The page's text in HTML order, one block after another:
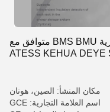
نظام إدارة البطارية Lifepo4 البطارية BMS BMU متوافق مع
ATESS KEHUA DEYE
مكان المنشأ: الصين، هونان
اسم العلامة التجارية: GCE